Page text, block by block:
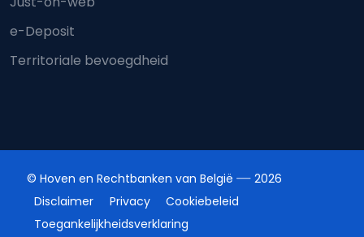
e-Deposit
Territoriale bevoegdheid
© Hoven en Rechtbanken van België
2026
Disclaimer
Privacy
Cookiebeleid
Toegankelijkheidsverklaring